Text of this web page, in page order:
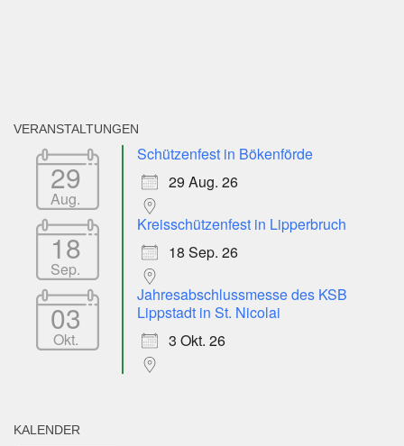
VERANSTALTUNGEN
29
Aug.
Schützenfest in Bökenförde
29 Aug. 26
18
Sep.
Kreisschützenfest in Lipperbruch
18 Sep. 26
03
Okt.
Jahresabschlussmesse des KSB
Lippstadt in St. Nicolai
3 Okt. 26
KALENDER